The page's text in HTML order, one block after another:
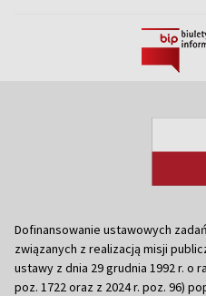
Dofinansowanie ustawowych
związanych z realizacją misji
ustawy z dnia 29 grudnia 1992 r. o
poz. 1722 oraz z 2024 r. poz. 96)